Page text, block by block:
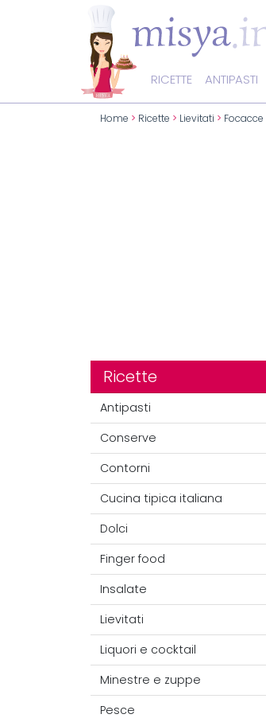
RICETTE ANTIPASTI
Home > Ricette > Lievitati > Focacce
Ricette
Antipasti
Conserve
Contorni
Cucina tipica italiana
Dolci
Finger food
Insalate
Lievitati
Liquori e cocktail
Minestre e zuppe
Pesce